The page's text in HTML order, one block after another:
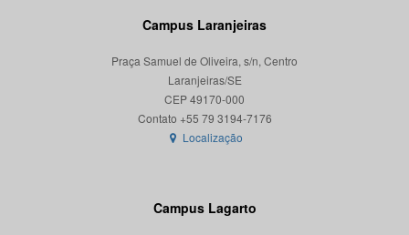
Campus Laranjeiras
Praça Samuel de Oliveira, s/n, Centro
Laranjeiras/SE
CEP 49170-000
Localização
Campus Lagarto